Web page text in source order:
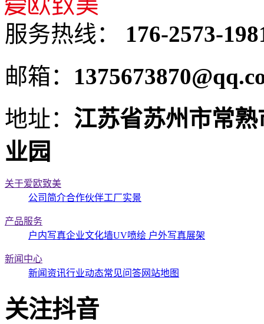
服务热线： 176-2573-
邮箱：
地址： 江苏省苏州市常
业园
关于爱欧致美
公司简介合作伙伴工厂实景
产品服务
户内写真企业文化墙UV喷绘 户外写真展架
新闻中心
新闻资讯行业动态常见问答网站地图
关注抖音